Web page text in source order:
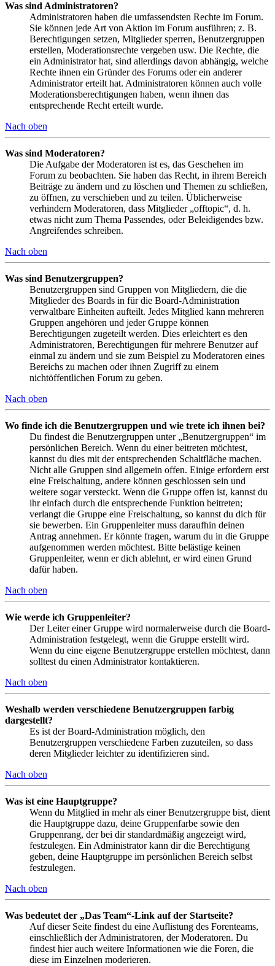
Was sind Administratoren?
Administratoren haben die umfassendsten Rechte im Forum.
Sie können jede Art von Aktion im Forum ausführen; z. B.
Berechtigungen setzen, Mitglieder sperren, Benutzergruppen
erstellen, Moderationsrechte vergeben usw. Die Rechte, die
ein Administrator hat, sind allerdings davon abhängig, welche
Rechte ihnen ein Gründer des Forums oder ein anderer
Administrator erteilt hat. Administratoren können auch volle
Moderationsberechtigungen haben, wenn ihnen das
entsprechende Recht erteilt wurde.
Nach oben
Was sind Moderatoren?
Die Aufgabe der Moderatoren ist es, das Geschehen im
Forum zu beobachten. Sie haben das Recht, in ihrem Bereich
Beiträge zu ändern und zu löschen und Themen zu schließen,
zu öffnen, zu verschieben und zu teilen. Üblicherweise
verhindern Moderatoren, dass Mitglieder „offtopic“, d. h.
etwas nicht zum Thema Passendes, oder Beleidigendes bzw.
Angreifendes schreiben.
Nach oben
Was sind Benutzergruppen?
Benutzergruppen sind Gruppen von Mitgliedern, die die
Mitglieder des Boards in für die Board-Administration
verwaltbare Einheiten aufteilt. Jedes Mitglied kann mehreren
Gruppen angehören und jeder Gruppe können
Berechtigungen zugeteilt werden. Dies erleichtert es den
Administratoren, Berechtigungen für mehrere Benutzer auf
einmal zu ändern und sie zum Beispiel zu Moderatoren eines
Bereichs zu machen oder ihnen Zugriff zu einem
nichtöffentlichen Forum zu geben.
Nach oben
Wo finde ich die Benutzergruppen und wie trete ich ihnen bei?
Du findest die Benutzergruppen unter „Benutzergruppen“ im
persönlichen Bereich. Wenn du einer beitreten möchtest,
kannst du dies mit der entsprechenden Schaltfläche machen.
Nicht alle Gruppen sind allgemein offen. Einige erfordern erst
eine Freischaltung, andere können geschlossen sein und
weitere sogar versteckt. Wenn die Gruppe offen ist, kannst du
ihr einfach durch die entsprechende Funktion beitreten;
verlangt die Gruppe eine Freischaltung, so kannst du dich für
sie bewerben. Ein Gruppenleiter muss daraufhin deinen
Antrag annehmen. Er könnte fragen, warum du in die Gruppe
aufgenommen werden möchtest. Bitte belästige keinen
Gruppenleiter, wenn er dich ablehnt, er wird einen Grund
dafür haben.
Nach oben
Wie werde ich Gruppenleiter?
Der Leiter einer Gruppe wird normalerweise durch die Board-
Administration festgelegt, wenn die Gruppe erstellt wird.
Wenn du eine eigene Benutzergruppe erstellen möchtest, dann
solltest du einen Administrator kontaktieren.
Nach oben
Weshalb werden verschiedene Benutzergruppen farbig
dargestellt?
Es ist der Board-Administration möglich, den
Benutzergruppen verschiedene Farben zuzuteilen, so dass
deren Mitglieder leichter zu identifizieren sind.
Nach oben
Was ist eine Hauptgruppe?
Wenn du Mitglied in mehr als einer Benutzergruppe bist, dient
die Hauptgruppe dazu, deine Gruppenfarbe sowie den
Gruppenrang, der bei dir standardmäßig angezeigt wird,
festzulegen. Ein Administrator kann dir die Berechtigung
geben, deine Hauptgruppe im persönlichen Bereich selbst
festzulegen.
Nach oben
Was bedeutet der „Das Team“-Link auf der Startseite?
Auf dieser Seite findest du eine Auflistung des Forenteams,
einschließlich der Administratoren, der Moderatoren. Du
findest hier auch weitere Informationen wie die Foren, die
diese im Einzelnen moderieren.